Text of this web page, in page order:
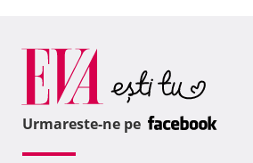
Urmareste-ne pe